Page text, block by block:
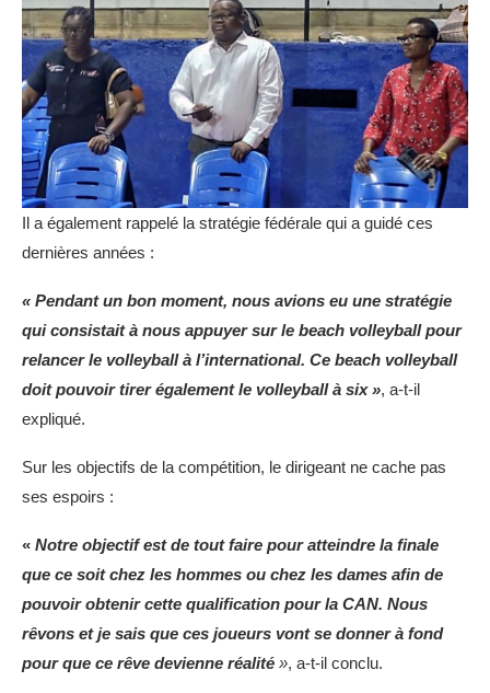
Il a également rappelé la stratégie fédérale qui a guidé ces
dernières années :
« Pendant un bon moment, nous avions eu une stratégie
qui consistait à nous appuyer sur le beach volleyball pour
relancer le volleyball à l’international. Ce beach volleyball
doit pouvoir tirer également le volleyball à six », a-t-il
expliqué.
Sur les objectifs de la compétition, le dirigeant ne cache pas
ses espoirs :
« Notre objectif est de tout faire pour atteindre la finale
que ce soit chez les hommes ou chez les dames afin de
pouvoir obtenir cette qualification pour la CAN. Nous
rêvons et je sais que ces joueurs vont se donner à fond
pour que ce rêve devienne réalité », a-t-il conclu.